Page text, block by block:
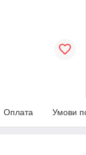
Оплата Умови